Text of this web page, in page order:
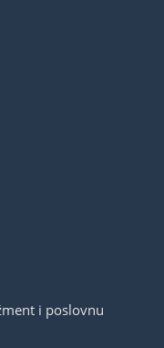
i poslovnu